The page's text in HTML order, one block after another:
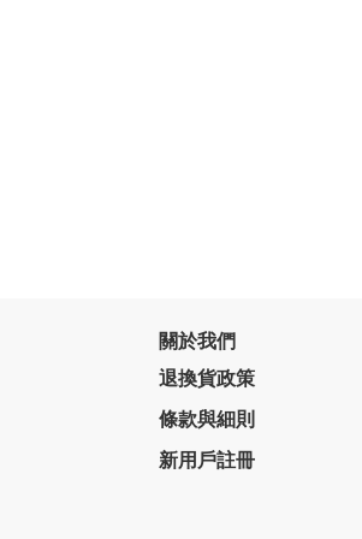
關於我們
退換貨政策
條款與細則
新用戶註冊